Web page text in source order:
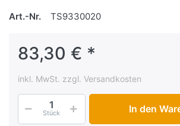
Art.-Nr. TS9330020
83,30 € *
inkl. MwSt. zzgl. Versandkosten
Stück In den